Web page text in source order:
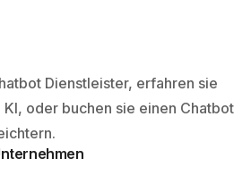
Dienstleister, erfahren sie
oder buchen sie einen Chatbot